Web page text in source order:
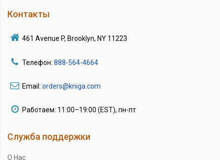
Контакты
461 Avenue P, Brooklyn, NY 11223
Телефон: 888-564-4664
Email: orders@kniga.com
Работаем: 11:00–19:00 (EST), пн-пт
Служба поддержки
О Нас